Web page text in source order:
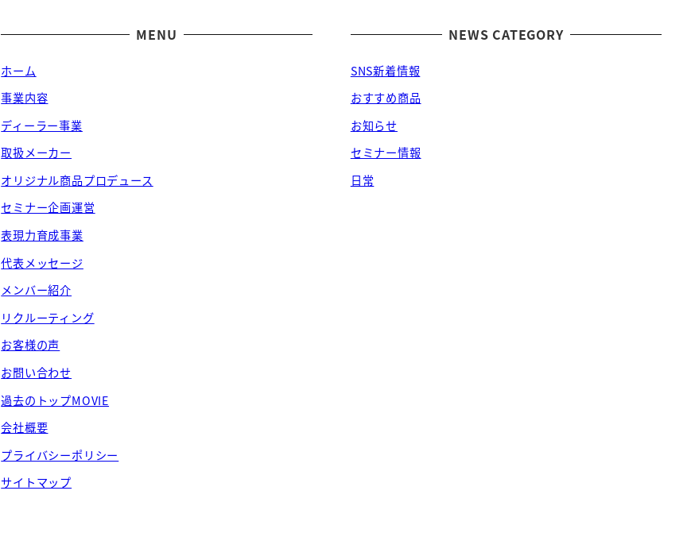
MENU
ホーム
事業内容
ディーラー事業
取扱メーカー
オリジナル商品プロデュース
セミナー企画運営
表現力育成事業
代表メッセージ
メンバー紹介
リクルーティング
お客様の声
お問い合わせ
過去のトップMOVIE
会社概要
プライバシーポリシー
サイトマップ
NEWS CATEGORY
SNS新着情報
おすすめ商品
お知らせ
セミナー情報
日常